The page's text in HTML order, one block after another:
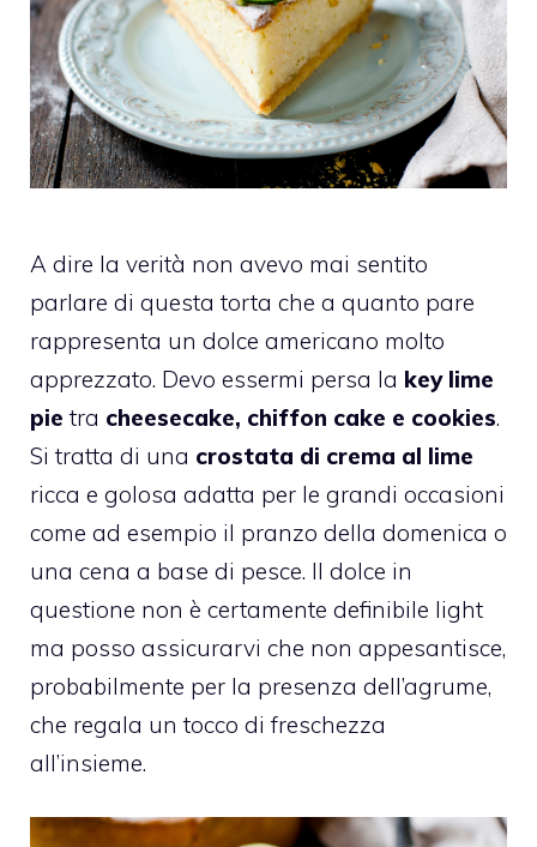
A dire la verità non avevo mai sentito
parlare di questa torta che a quanto pare
rappresenta un dolce americano molto
apprezzato. Devo essermi persa la key lime
pie tra cheesecake, chiffon cake e cookies.
Si tratta di una crostata di crema al lime
ricca e golosa adatta per le grandi occasioni
come ad esempio il pranzo della domenica o
una cena a base di pesce. Il dolce in
questione non è certamente definibile light
ma posso assicurarvi che non appesantisce,
probabilmente per la presenza dell’agrume,
che regala un tocco di freschezza
all’insieme.